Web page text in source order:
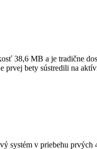
38,6 MB a je tradične
bety sústredili na
systém v priebehu prvých